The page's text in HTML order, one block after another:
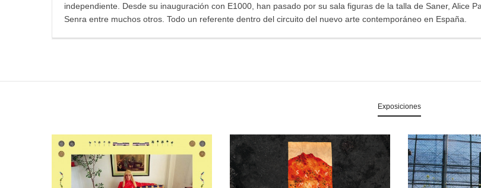
independiente. Desde su inauguración con E1000, han pasado por su sala figuras de la talla de Saner, Alice
Senra entre muchos otros. Todo un referente dentro del circuito del nuevo arte contemporáneo en España.
Exposiciones